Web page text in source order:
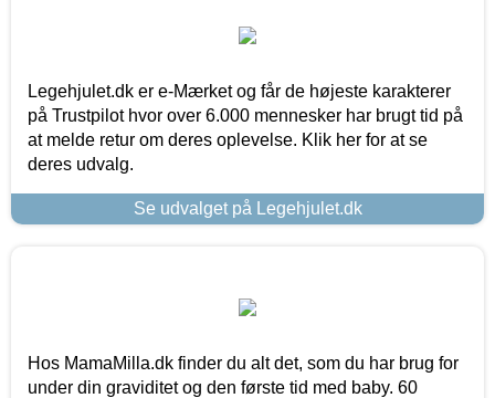
Legehjulet.dk er e-Mærket og får de højeste karakterer
på Trustpilot hvor over 6.000 mennesker har brugt tid på
at melde retur om deres oplevelse. Klik her for at se
deres udvalg.
Se udvalget på Legehjulet.dk
Hos MamaMilla.dk finder du alt det, som du har brug for
under din graviditet og den første tid med baby. 60